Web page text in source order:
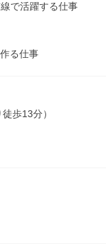
で活躍する仕事
る仕事
歩13分）